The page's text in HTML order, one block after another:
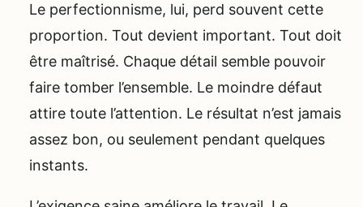
Le perfectionnisme, lui, perd souvent cette
proportion. Tout devient important. Tout doit
être maîtrisé. Chaque détail semble pouvoir
faire tomber l’ensemble. Le moindre défaut
attire toute l’attention. Le résultat n’est jamais
assez bon, ou seulement pendant quelques
instants.